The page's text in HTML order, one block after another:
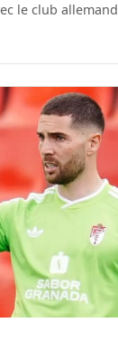
le club